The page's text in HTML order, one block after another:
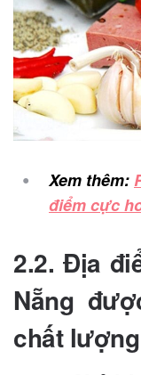
Xem thêm:
điểm cực
2.2. Địa
Nẵng
chất lượng